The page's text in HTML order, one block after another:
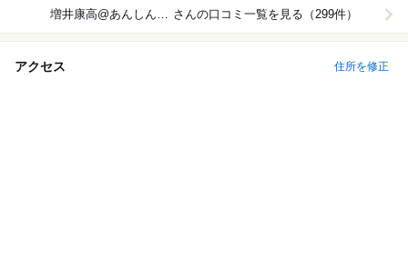
増井康高@あんしん火葬 さんの口コミ一覧を見る（299件）
アクセス 住所を修正